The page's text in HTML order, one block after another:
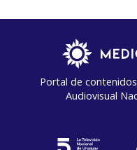
Portal de
Audiovisual